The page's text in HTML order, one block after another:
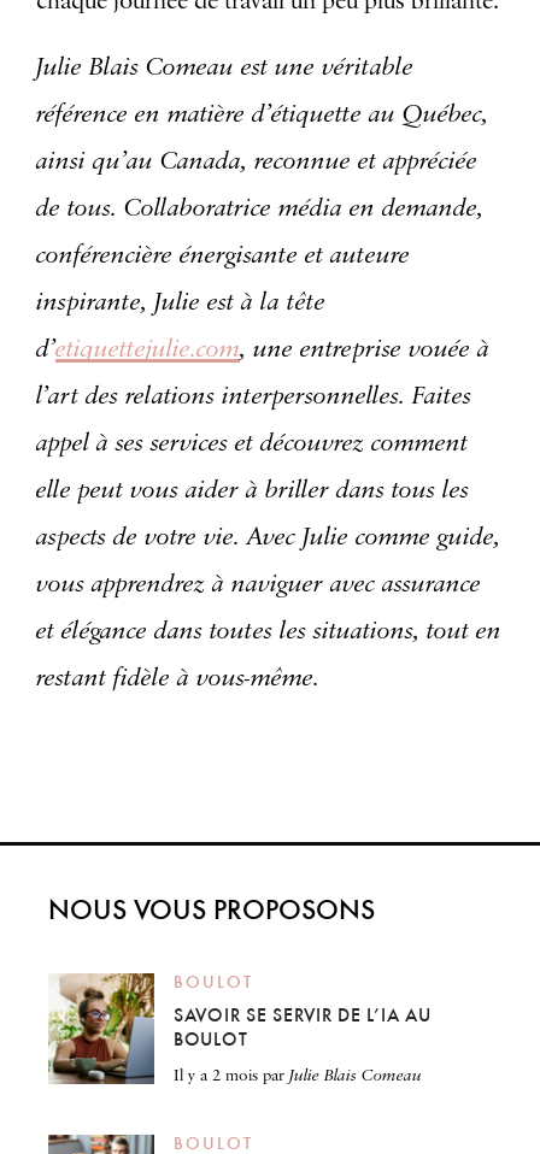
Julie Blais Comeau est une véritable
référence en matière d’étiquette au Québec,
ainsi qu’au Canada, reconnue et appréciée
de tous. Collaboratrice média en demande,
conférencière énergisante et auteure
inspirante, Julie est à la tête
d’etiquettejulie.com, une entreprise vouée à
l’art des relations interpersonnelles. Faites
appel à ses services et découvrez comment
elle peut vous aider à briller dans tous les
aspects de votre vie. Avec Julie comme guide,
vous apprendrez à naviguer avec assurance
et élégance dans toutes les situations, tout en
restant fidèle à vous-même.
NOUS VOUS PROPOSONS
BOULOT
SAVOIR SE SERVIR DE L’IA AU
BOULOT
il y a 2 mois par Julie Blais Comeau
BOULOT